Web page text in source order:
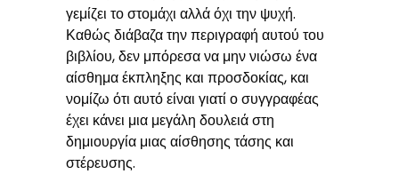
γεμίζει το στομάχι αλλά όχι την ψυχή.
Καθώς διάβαζα την περιγραφή αυτού του
βιβλίου, δεν μπόρεσα να μην νιώσω ένα
αίσθημα έκπληξης και προσδοκίας, και
νομίζω ότι αυτό είναι γιατί ο συγγραφέας
έχει κάνει μια μεγάλη δουλειά στη
δημιουργία μιας αίσθησης τάσης και
στέρευσης.